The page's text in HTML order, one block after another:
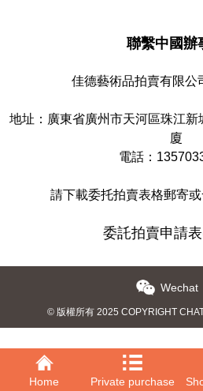
聯繫中國辦
佳德藝術品拍賣有限公
地址 ： 廣東省廣州市天河區珠江
廈
電話：
請下載委托拍賣表格郵寄或
委託拍賣申請
Wechat
© 版權所有 2025 COPYRIGHT
Home Private purchase